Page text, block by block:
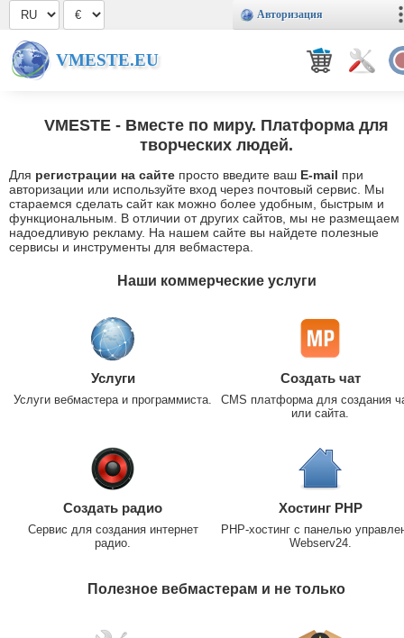
Авторизация
VMESTE.EU
VMESTE - Вместе по миру. Платформа для
творческих людей.
Для регистрации на сайте просто введите ваш E-mail при
авторизации или используйте вход через почтовый сервис. Мы
стараемся сделать сайт как можно более удобным, быстрым и
функциональным. В отличии от других сайтов, мы не размещаем
надоедливую рекламу. На нашем сайте вы найдете полезные
сервисы и инструменты для вебмастера.
Наши коммерческие услуги
Услуги
Услуги вебмастера и программиста.
Создать чат
CMS платформа для создания
или сайта.
Создать радио
Сервис для создания интернет
радио.
Хостинг PHP
PHP-хостинг с панелью
Webserv24.
Полезное вебмастерам и не только